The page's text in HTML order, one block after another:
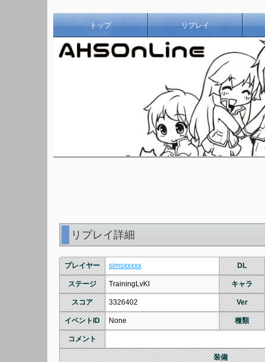
トップ リプレイ
リプレイ詳細
プレイヤー simsxxxxx DL
ステージ TrainingLvKI キャラ
スコア 3326402 Ver
イベントID None 種類
コメント
装備